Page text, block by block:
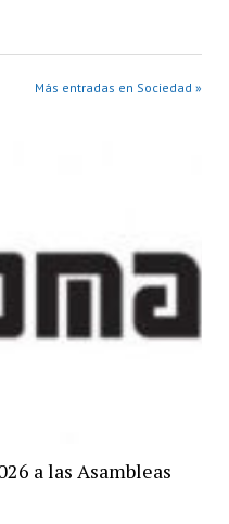
Más entradas en Sociedad »
a las Asambleas